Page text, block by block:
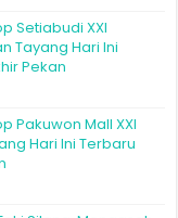
Setiabudi XXI
Tayang Hari Ini
Pekan
Pakuwon Mall XXI
Hari Ini Terbaru